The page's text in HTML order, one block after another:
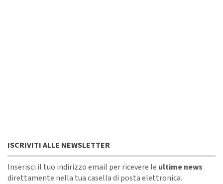
ISCRIVITI ALLE NEWSLETTER
Inserisci il tuo indirizzo email per ricevere le ultime news
direttamente nella tua casella di posta elettronica.